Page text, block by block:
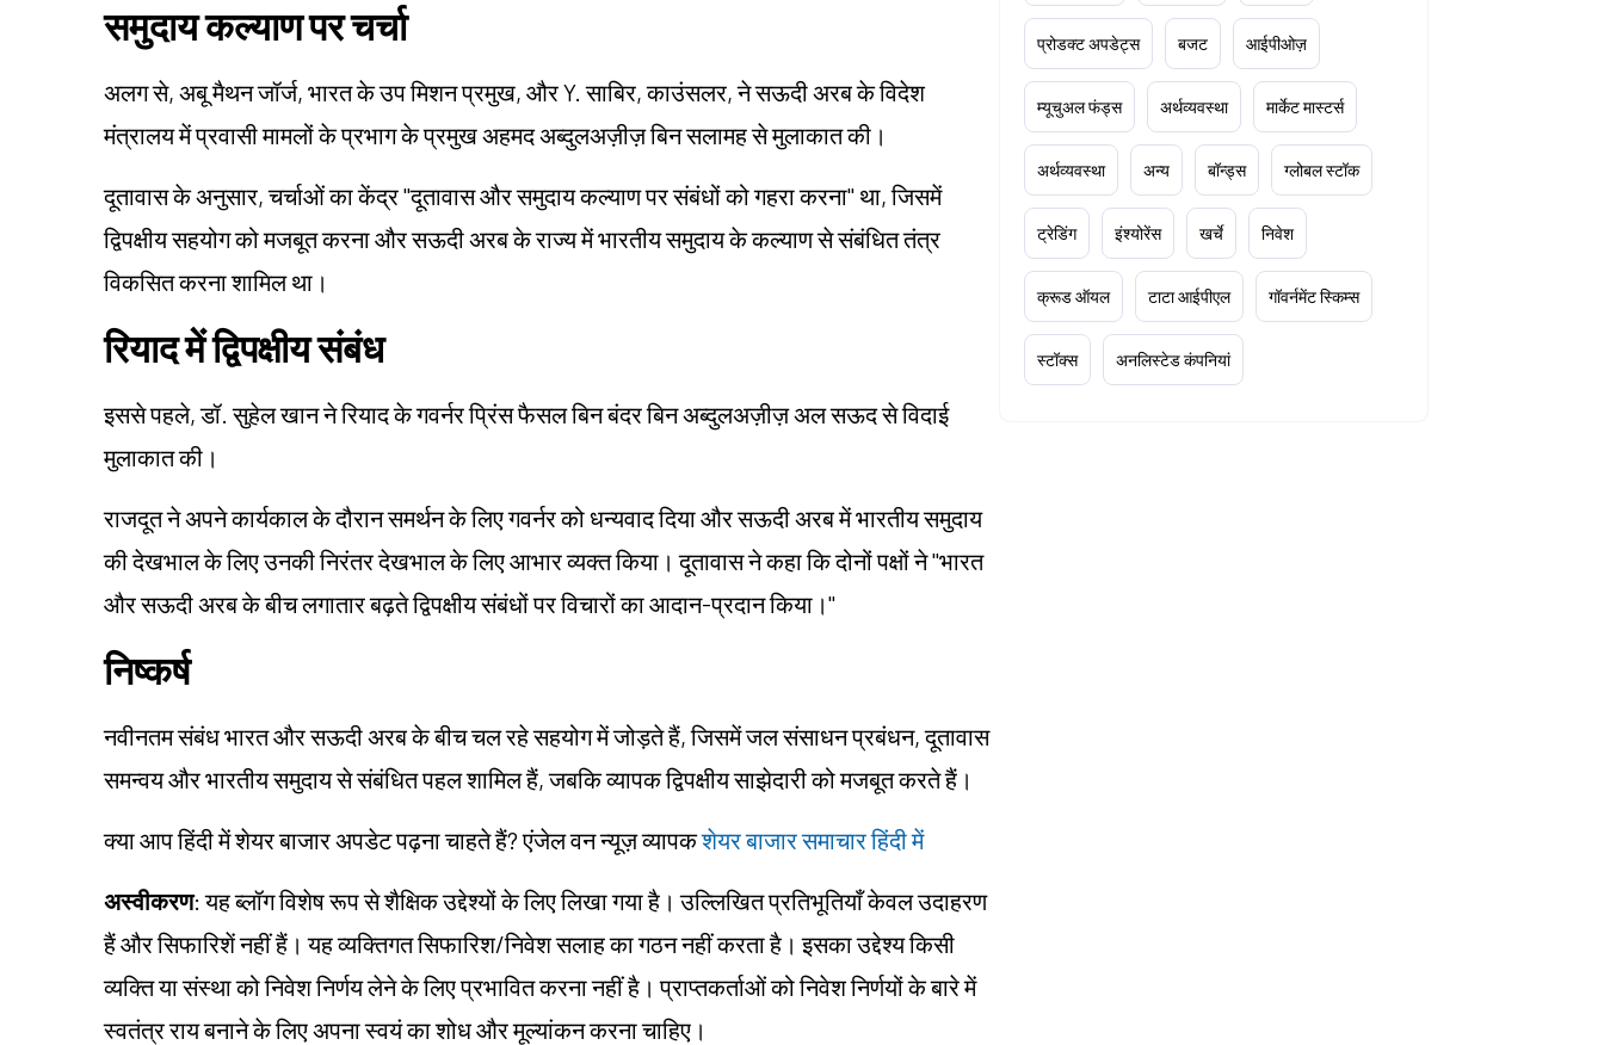
समुदाय कल्याण पर चर्चा
अलग से, अबू मैथन जॉर्ज, भारत के उप मिशन प्रमुख, और Y. साबिर, काउंसलर, ने सऊदी अरब के विदेश
मंत्रालय में प्रवासी मामलों के प्रभाग के प्रमुख अहमद अब्दुलअज़ीज़ बिन सलामह से मुलाकात की।
दूतावास के अनुसार, चर्चाओं का केंद्र "दूतावास और समुदाय कल्याण पर संबंधों को गहरा करना" था, जिसमें
द्विपक्षीय सहयोग को मजबूत करना और सऊदी अरब के राज्य में भारतीय समुदाय के कल्याण से संबंधित तंत्र
विकसित करना शामिल था।
रियाद में द्विपक्षीय संबंध
इससे पहले, डॉ. सुहेल खान ने रियाद के गवर्नर प्रिंस फैसल बिन बंदर बिन अब्दुलअज़ीज़ अल सऊद से विदाई
मुलाकात की।
राजदूत ने अपने कार्यकाल के दौरान समर्थन के लिए गवर्नर को धन्यवाद दिया और सऊदी अरब में भारतीय समुदाय
की देखभाल के लिए उनकी निरंतर देखभाल के लिए आभार व्यक्त किया। दूतावास ने कहा कि दोनों पक्षों ने "भारत
और सऊदी अरब के बीच लगातार बढ़ते द्विपक्षीय संबंधों पर विचारों का आदान-प्रदान किया।"
निष्कर्ष
नवीनतम संबंध भारत और सऊदी अरब के बीच चल रहे सहयोग में जोड़ते हैं, जिसमें जल संसाधन प्रबंधन, दूतावास
समन्वय और भारतीय समुदाय से संबंधित पहल शामिल हैं, जबकि व्यापक द्विपक्षीय साझेदारी को मजबूत करते हैं।
क्या आप हिंदी में शेयर बाजार अपडेट पढ़ना चाहते हैं? एंजेल वन न्यूज़ व्यापकशेयर बाजार समाचार हिंदी में
अस्वीकरण: यह ब्लॉग विशेष रूप से शैक्षिक उद्देश्यों के लिए लिखा गया है। उल्लिखित प्रतिभूतियाँ केवल उदाहरण
हैं और सिफारिशें नहीं हैं। यह व्यक्तिगत सिफारिश/निवेश सलाह का गठन नहीं करता है। इसका उद्देश्य किसी
व्यक्ति या संस्था को निवेश निर्णय लेने के लिए प्रभावित करना नहीं है। प्राप्तकर्ताओं को निवेश निर्णयों के बारे में
स्वतंत्र राय बनाने के लिए अपना स्वयं का शोध और मूल्यांकन करना चाहिए।
प्रोडक्ट अपडेट्स बजट आईपीओज़
म्यूचुअल फंड्स अर्थव्यवस्था मार्केट मास्टर्स
अर्थव्यवस्था अन्य बॉन्ड्स ग्लोबल स्टॉक
ट्रेडिंग इंश्योरेंस खर्चे निवेश
क्रूड ऑयल टाटा आईपीएल गॉवर्नमेंट स्किम्स
स्टॉक्स अनलिस्टेड कंपनियां